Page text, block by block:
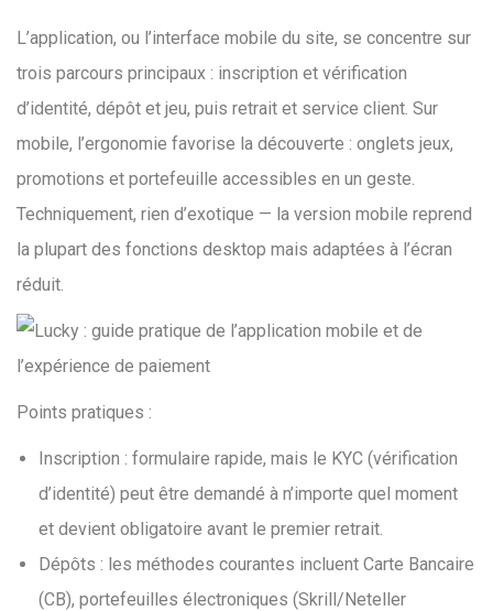
L’application, ou l’interface mobile du site, se concentre sur
trois parcours principaux : inscription et vérification
d’identité, dépôt et jeu, puis retrait et service client. Sur
mobile, l’ergonomie favorise la découverte : onglets jeux,
promotions et portefeuille accessibles en un geste.
Techniquement, rien d’exotique — la version mobile reprend
la plupart des fonctions desktop mais adaptées à l’écran
réduit.
Points pratiques :
Inscription : formulaire rapide, mais le KYC (vérification
d’identité) peut être demandé à n’importe quel moment
et devient obligatoire avant le premier retrait.
Dépôts : les méthodes courantes incluent Carte Bancaire
(CB), portefeuilles électroniques (Skrill/Neteller